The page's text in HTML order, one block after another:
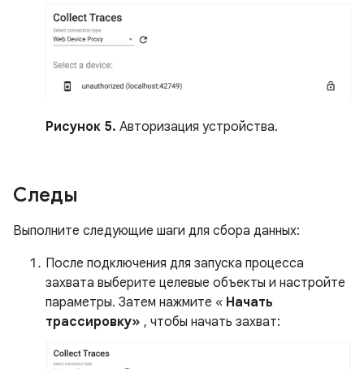
Рисунок 5. Авторизация устройства.
Следы
Выполните следующие шаги для сбора данных:
После подключения для запуска процесса
захвата выберите целевые объекты и настройте
параметры. Затем нажмите « Начать
трассировку» , чтобы начать захват: